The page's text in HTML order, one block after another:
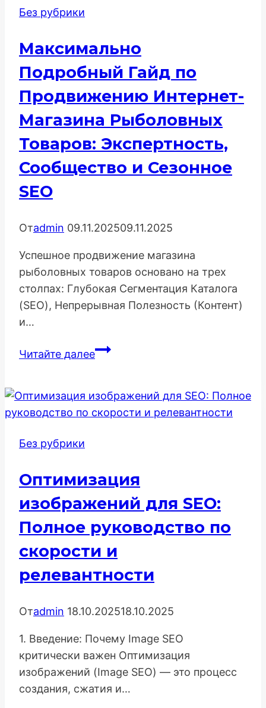
Без рубрики
Максимально
Подробный Гайд по
Продвижению Интернет-
Магазина Рыболовных
Товаров: Экспертность,
Сообщество и Сезонное
SEO
Отadmin 09.11.202509.11.2025
Успешное продвижение магазина
рыболовных товаров основано на трех
столпах: Глубокая Сегментация Каталога
(SEO), Непрерывная Полезность (Контент)
и…
Читайте далееМаксимально
по
Продвижению
Товаров:
Экспертность,
Сообщество
и
Сезонное
Без рубрики
Оптимизация
изображений для SEO:
Полное руководство по
скорости и
релевантности
Отadmin 18.10.202518.10.2025
1. Введение: Почему Image SEO
критически важен Оптимизация
изображений (Image SEO) — это процесс
создания, сжатия и…